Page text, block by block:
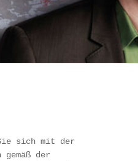
sich mit der
der